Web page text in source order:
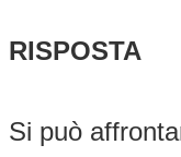
RISPOSTA
Si può